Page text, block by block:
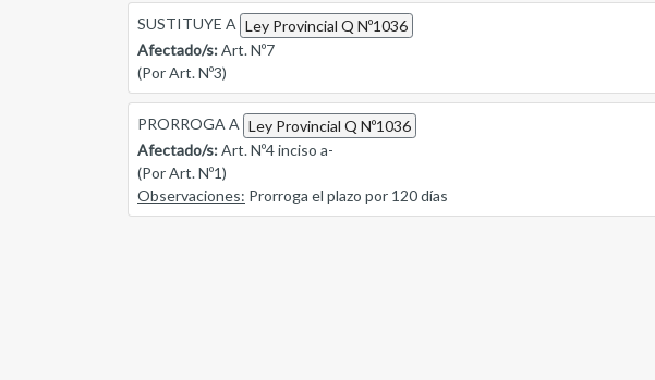
SUSTITUYE A Ley Provincial Q Nº1036
Afectado/s:Art. Nº7
(Por Art. Nº3)
PRORROGA A Ley Provincial Q Nº1036
Afectado/s:Art. Nº4 inciso a-
(Por Art. Nº1)
Observaciones: Prorroga el plazo por 120 días